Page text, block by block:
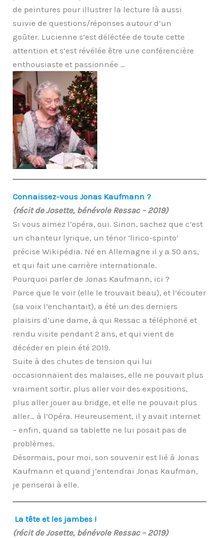
de peintures pour illustrer la lecture là aussi
suivie de questions/réponses autour d’un
goûter. Lucienne s’est déléctée de toute cette
attention et s’est révélée être une conférencière
enthousiaste et passionnée …
Connaissez-vous Jonas Kaufmann ?
(récit de Josette, bénévole Ressac – 2019)
Si vous aimez l’opéra, oui. Sinon, sachez que c’est
un chanteur lyrique, un ténor ‘lirico-spinto’
précise Wikipédia. Né en Allemagne il y a 50 ans,
et qui fait une carrière internationale.
Pourquoi parler de Jonas Kaufmann, ici ?
Parce que le voir (elle le trouvait beau), et l’écouter
(sa voix l’enchantait), a été un des derniers
plaisirs d’une dame, à qui Ressac a téléphoné et
rendu visite pendant 2 ans, et qui vient de
décéder en plein été 2019.
Suite à des chutes de tension qui lui
occasionnaient des malaises, elle ne pouvait plus
vraiment sortir, plus aller voir des expositions,
plus aller jouer au bridge, et elle ne pouvait plus
aller… à l’Opéra. Heureusement, il y avait internet
– enfin, quand sa tablette ne lui posait pas de
problèmes.
Désormais, pour moi, son souvenir est lié à Jonas
Kaufmann et quand j’entendrai Jonas Kaufman,
je penserai à elle.
La tête et les jambes !
(récit de Josette, bénévole Ressac – 2019)